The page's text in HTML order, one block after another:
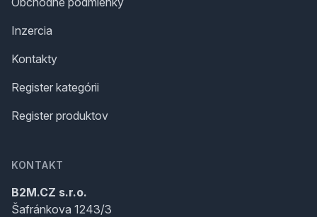
Inzercia
Kontakty
Register kategórii
Register produktov
KONTAKT
B2M.CZ s.r.o.
Šafránkova 1243/3